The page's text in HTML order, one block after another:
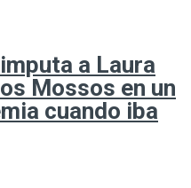
a Laura
Mossos en un
cuando iba